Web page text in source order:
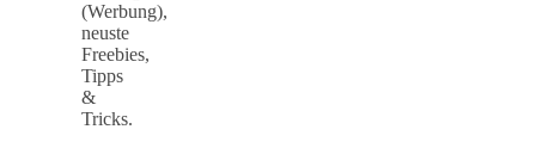
(Werbung),
neuste
Freebies,
Tipps
&
Tricks.